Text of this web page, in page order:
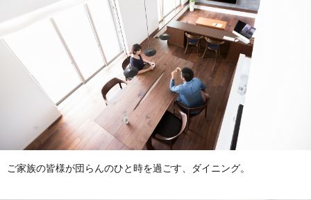
ご家族の皆様が団らんのひと時を過ごす、ダイニング。